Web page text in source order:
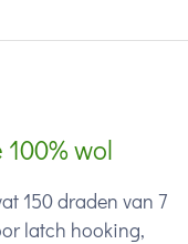
wol
150 draden van 7
latch hooking,